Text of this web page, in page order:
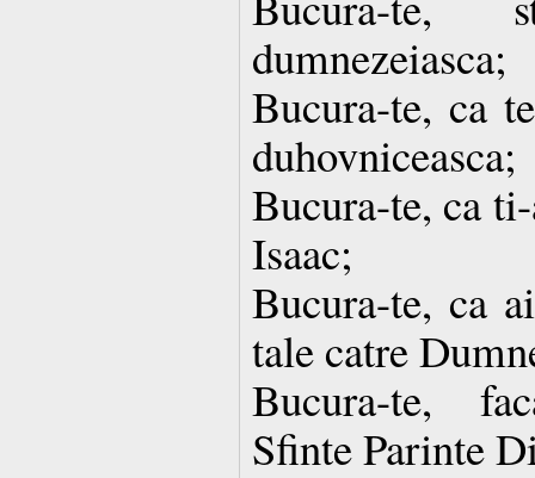
dumnezeiasca;
Bucura-te, ca
duhovniceasca;
Bucura-te, ca
Isaac;
Bucura-te, ca
tale catre
Bucura-te,
Sfinte Parinte